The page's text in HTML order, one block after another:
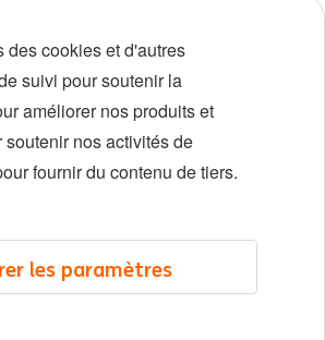
et inclusion
Localisations
Événements
LinkedIn
des cookies et d'autres
suivi pour soutenir la
améliorer nos produits et
soutenir nos activités de
fournir du contenu de tiers.
les paramètres